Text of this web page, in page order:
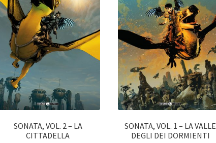
SONATA, VOL. 2 – LA
CITTADELLA
SONATA, VOL. 1 – LA VALLE
DEGLI DEI DORMIENTI